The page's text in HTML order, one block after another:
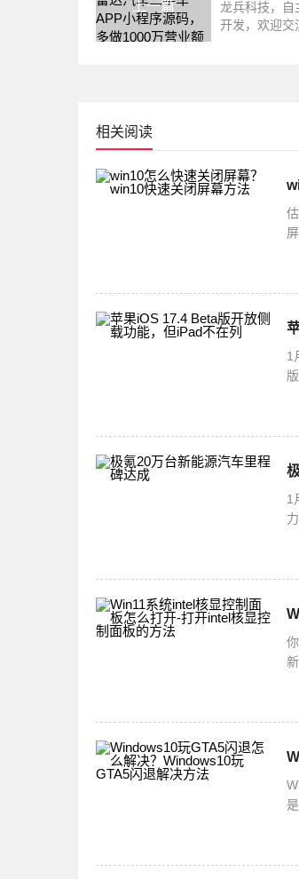
上一篇
龙兵科技，自
开发，欢迎交
相关阅读
1
1